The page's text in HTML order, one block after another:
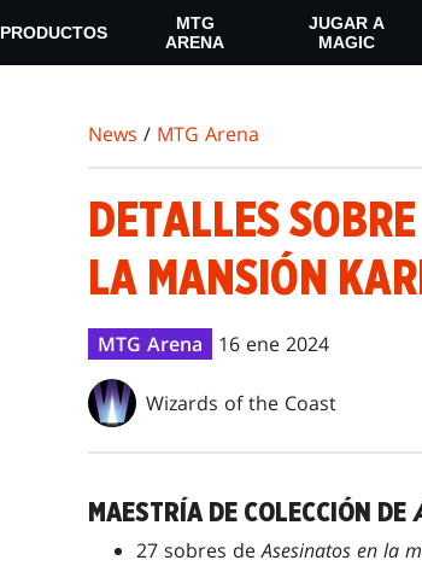
PRODUCTOS
MTG
ARENA
JUGAR A
MAGIC
News / MTG Arena
DETALLES
LA MANSIÓN
MTG Arena 16 ene 2024
Wizards of the Coast
MAESTRÍA DE COLECCIÓN DE
27 sobres deAsesinatos en la